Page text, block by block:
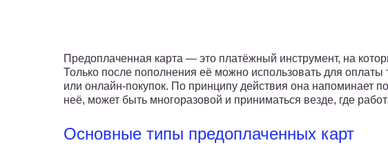
Предоплаченная карта — это платёжный инструмент, на
Только после пополнения её можно использовать для оплаты
или онлайн-покупок. По принципу действия она напоминает
неё, может быть многоразовой и приниматься везде, где
Основные типы предоплаченных карт